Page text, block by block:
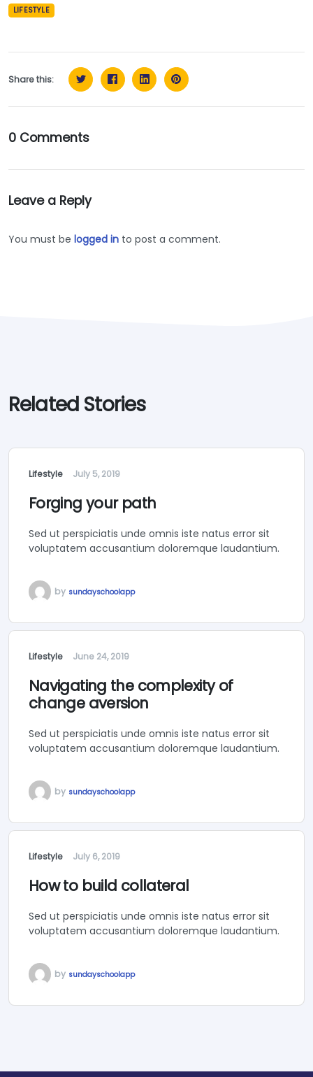
LIFESTYLE
Share this:
0 Comments
Leave a Reply
You must be logged in to post a comment.
Related Stories
Lifestyle July 5, 2019
Forging your path
Sed ut perspiciatis unde omnis iste natus error sit
voluptatem accusantium doloremque laudantium.
by sundayschoolapp
Lifestyle June 24, 2019
Navigating the complexity of
change aversion
Sed ut perspiciatis unde omnis iste natus error sit
voluptatem accusantium doloremque laudantium.
by sundayschoolapp
Lifestyle July 6, 2019
How to build collateral
Sed ut perspiciatis unde omnis iste natus error sit
voluptatem accusantium doloremque laudantium.
by sundayschoolapp